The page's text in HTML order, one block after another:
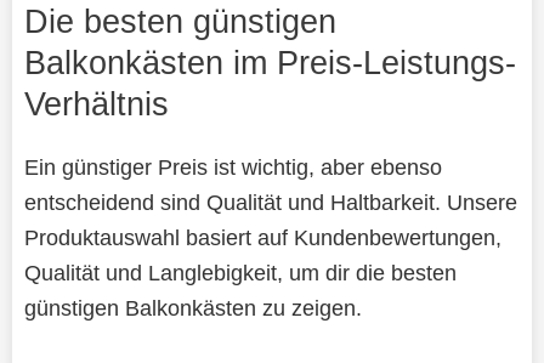
Die besten günstigen
Balkonkästen im Preis-Leistungs-
Verhältnis
Ein günstiger Preis ist wichtig, aber ebenso
entscheidend sind Qualität und Haltbarkeit. Unsere
Produktauswahl basiert auf Kundenbewertungen,
Qualität und Langlebigkeit, um dir die besten
günstigen Balkonkästen zu zeigen.